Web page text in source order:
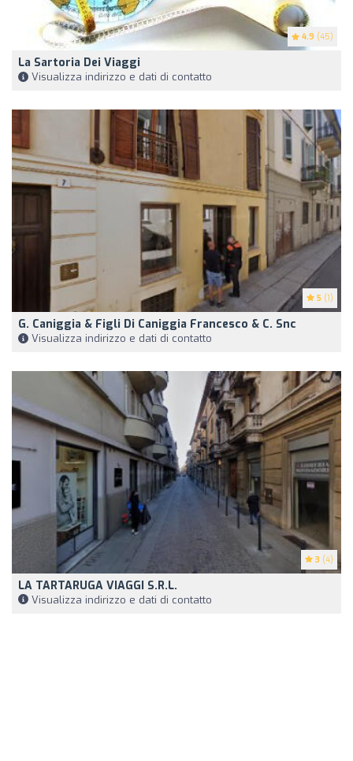
4.9 (45)
La Sartoria Dei Viaggi
Visualizza indirizzo e dati di contatto
5 (1)
G. Caniggia & Figli Di Caniggia Francesco & C. Snc
Visualizza indirizzo e dati di contatto
3 (4)
LA TARTARUGA VIAGGI S.R.L.
Visualizza indirizzo e dati di contatto